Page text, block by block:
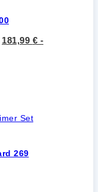
181,99 € -
269